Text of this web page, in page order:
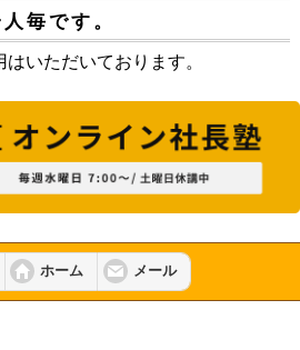
毎です。
いただいております。
ホーム メール